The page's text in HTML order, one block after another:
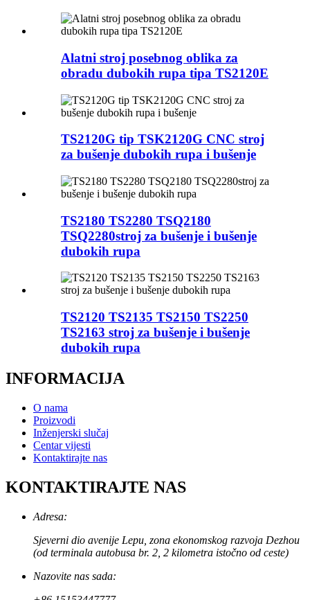
Alatni stroj posebnog oblika za
obradu dubokih rupa tipa TS2120E
TS2120G tip TSK2120G CNC stroj
za bušenje dubokih rupa i bušenje
TS2180 TS2280 TSQ2180
TSQ2280stroj za bušenje i bušenje
dubokih rupa
TS2120 TS2135 TS2150 TS2250
TS2163 stroj za bušenje i bušenje
dubokih rupa
INFORMACIJA
O nama
Proizvodi
Inženjerski slučaj
Centar vijesti
Kontaktirajte nas
KONTAKTIRAJTE NAS
Adresa:
Sjeverni dio avenije Lepu, zona ekonomskog razvoja Dezhou
(od terminala autobusa br. 2, 2 kilometra istočno od ceste)
Nazovite nas sada: